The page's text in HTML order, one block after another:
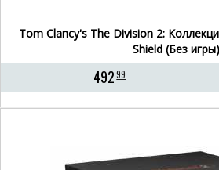
Tom Clancy's The Division 2:
Shield (Без игры)
49299